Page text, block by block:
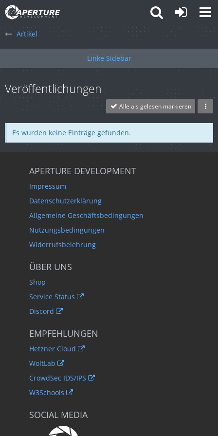
Artikel
Veröffentlichungen
Alle als gelesen markieren
Es wurden keine Einträge gefunden.
APERTURE DEVELOPMENT
Impressum
Datenschutzerklärung
Allgemeine Geschäftsbedingungen
Nutzungsbedingungen
Widerrufsbelehrung
ÜBER UNS
Shop
Service Status
Discord
EMPFEHLUNGEN
Hetzner Cloud
WoltLab
CrowdSec IDS/IPS
W3Schools
SOCIAL MEDIA